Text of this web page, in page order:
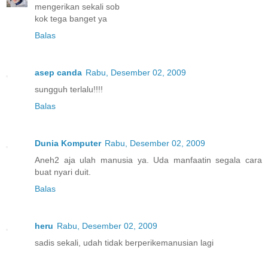
mengerikan sekali sob
kok tega banget ya
Balas
asep canda Rabu, Desember 02, 2009
sungguh terlalu!!!!
Balas
Dunia Komputer Rabu, Desember 02, 2009
Aneh2 aja ulah manusia ya. Uda manfaatin segala cara
buat nyari duit.
Balas
heru Rabu, Desember 02, 2009
sadis sekali, udah tidak berperikemanusian lagi